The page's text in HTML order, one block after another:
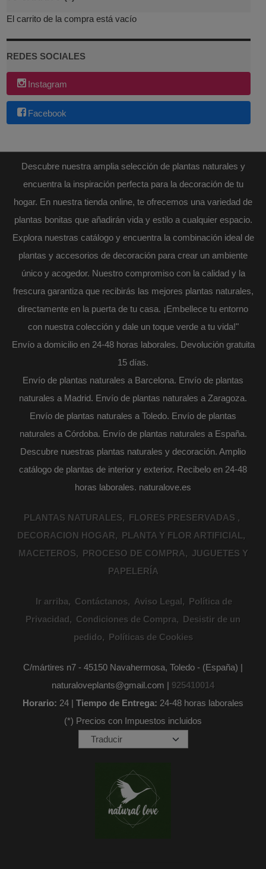
El carrito de la compra está vacío
REDES SOCIALES
Instagram
Facebook
Descubre nuestra amplia selección de plantas naturales y
encuentra la inspiración perfecta para la decoración de tu
hogar. En nuestra tienda online, te ofrecemos una variedad de
plantas bonitas que añadirán vida y estilo a cualquier espacio.
Explora nuestras catálogo y encuentra la combinación ideal de
plantas y accesorios de decoración para crear un ambiente
único y acogedor. Nuestro compromiso con la calidad y la
frescura garantiza que recibirás las mejores plantas naturales,
directamente en la puerta de tu casa. ¡Embellece tu entorno
con nuestra colección y dale un toque verde a tu vida!"
Envío a domicilio en 24-48 horas laborales. Devolución gratuita
15 días.
Envío de plantas naturales a Barcelona. Envío de plantas
naturales a Madrid. Envío de plantas naturales a Zaragoza.
Envío de plantas naturales a Toledo. Envío de plantas
naturales a Córdoba. Envío de plantas naturales a España.
Descubre nuestras plantas naturales y decoración. Amplio
catálogo de plantas de interior y exterior. Recibelo en 24-48
horas laborales. naturalove.es
PLANTAS NATURALES
FLORES PRESERVADAS
DECORACION HOGAR
PLANTA Y FLOR ARTIFICIAL
MACETEROS
PROCESO DE COMPRA
JUGUETES Y
PAPELERÍA
Ir arriba Contáctanos Aviso Legal
Política de
Privacidad
Condiciones de Compra
Desistir de un
pedido
Políticas de Cookies
C/mártires n7 - 45150 Navahermosa, Toledo - (España) |
naturaloveplants@gmail.com | 925410014
Horario: 24 | Tiempo de Entrega: 24-48 horas laborales
(*) Precios con Impuestos incluidos